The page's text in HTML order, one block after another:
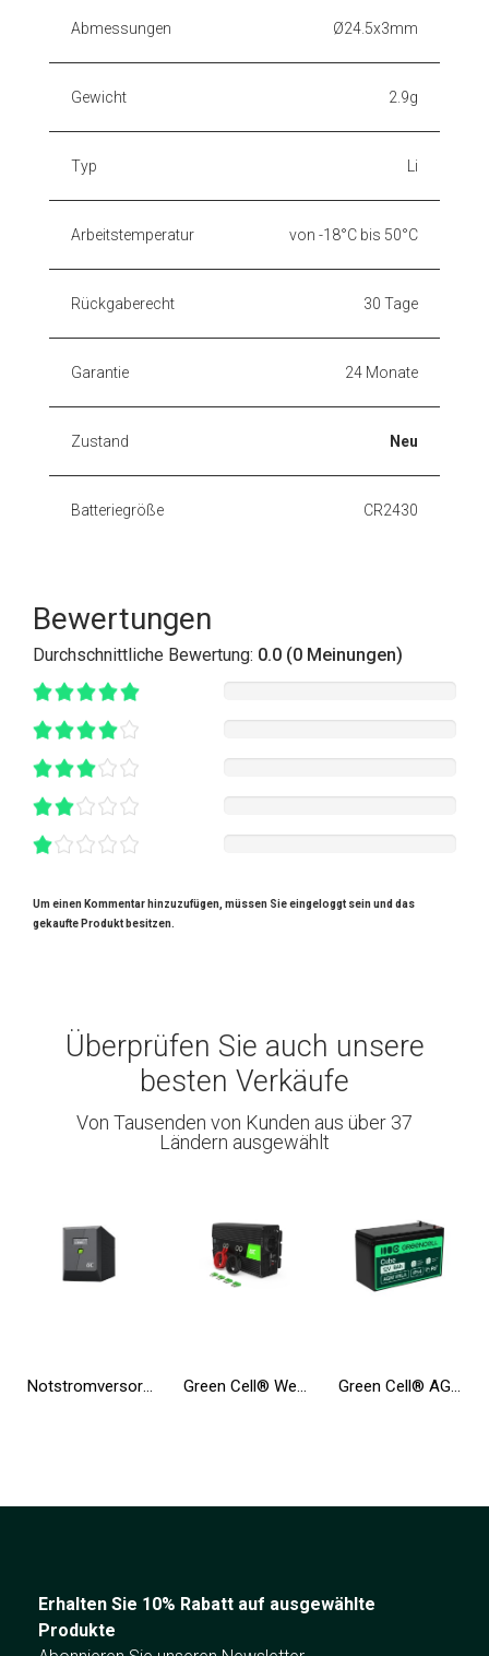
Abmessungen Ø24.5x3mm
Gewicht 2.9g
Typ Li
Arbeitstemperatur von -18°C bis 50°C
Rückgaberecht 30 Tage
Garantie 24 Monate
Zustand Neu
Batteriegröße CR2430
Bewertungen
Durchschnittliche Bewertung: 0.0 (0 Meinungen)
Um einen Kommentar hinzuzufügen, müssen Sie eingeloggt sein und das
gekaufte Produkt besitzen.
Überprüfen Sie auch unsere
besten Verkäufe
Von Tausenden von Kunden aus über 37
Ländern ausgewählt
Notstromversorgung UPS Greencell 2000VA 1200W PowerProof mit LCD-Display Green Cell® Wechselrichter Spannungswandler 12V auf 230V 1000W/2000W Green Cell® AGM Batterie 12V 9Ah Vlies Wartungsfrei Bleiakku für USV Backup Notstrom Alarm Telekomunikation Spielzeugauto
Erhalten Sie 10% Rabatt auf ausgewählte
Produkte